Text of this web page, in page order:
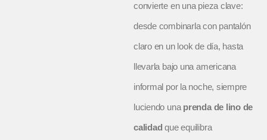
convierte en una pieza clave:
desde combinarla con pantalón
claro en un look de día, hasta
llevarla bajo una americana
informal por la noche, siempre
luciendo una prenda de lino de
calidad que equilibra